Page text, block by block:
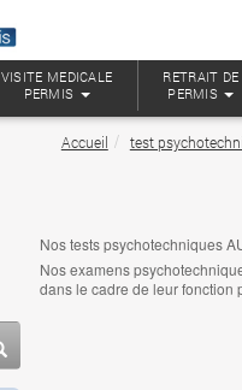
VISITE MEDICALE
PERMIS
RETRAIT DE
PERMIS
Accueil test
Nos tests psychotechniques
Nos examens
dans le cadre de leur fonction